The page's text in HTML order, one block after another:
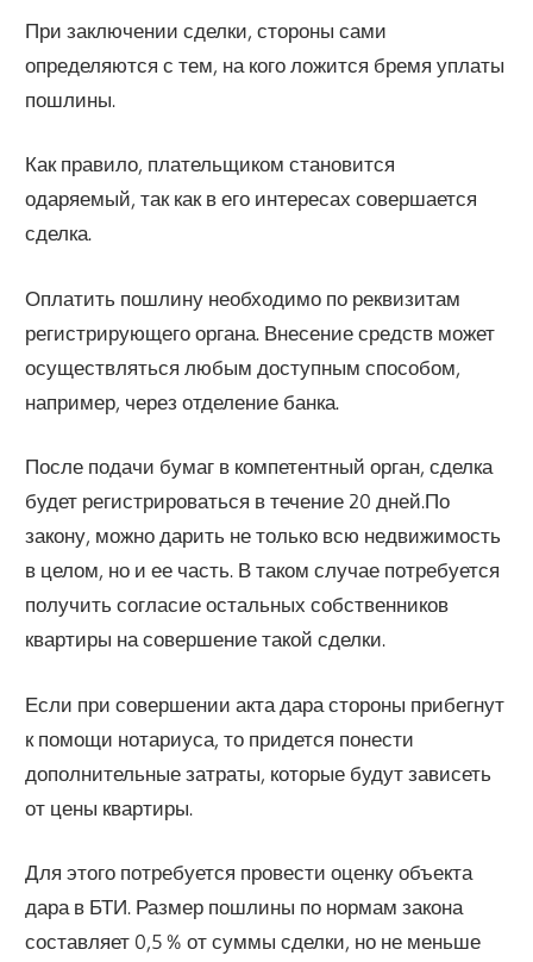
При заключении сделки, стороны сами
определяются с тем, на кого ложится бремя уплаты
пошлины.
Как правило, плательщиком становится
одаряемый, так как в его интересах совершается
сделка.
Оплатить пошлину необходимо по реквизитам
регистрирующего органа. Внесение средств может
осуществляться любым доступным способом,
например, через отделение банка.
После подачи бумаг в компетентный орган, сделка
будет регистрироваться в течение 20 дней.По
закону, можно дарить не только всю недвижимость
в целом, но и ее часть. В таком случае потребуется
получить согласие остальных собственников
квартиры на совершение такой сделки.
Если при совершении акта дара стороны прибегнут
к помощи нотариуса, то придется понести
дополнительные затраты, которые будут зависеть
от цены квартиры.
Для этого потребуется провести оценку объекта
дара в БТИ. Размер пошлины по нормам закона
составляет 0,5 % от суммы сделки, но не меньше